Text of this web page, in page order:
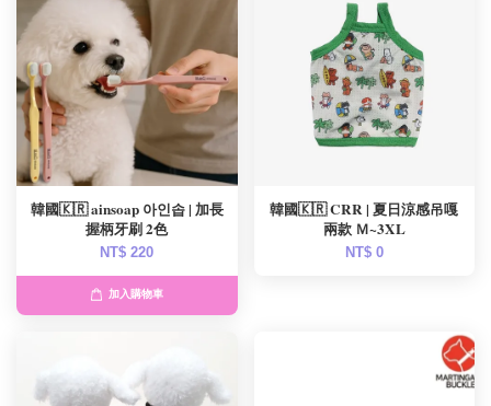
韓國🇰🇷 ainsoap 아인솝 | 加長
握柄牙刷 2色
NT$ 220
加入購物車
韓國🇰🇷 CRR | 夏日涼感吊嘎
兩款 Ｍ~3XL
NT$ 0